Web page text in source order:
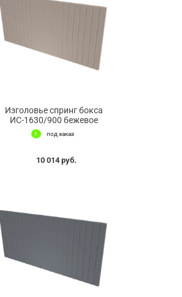
Изголовье спринг бокса
ИС-1630/900 бежевое
под заказ
10 014 руб.